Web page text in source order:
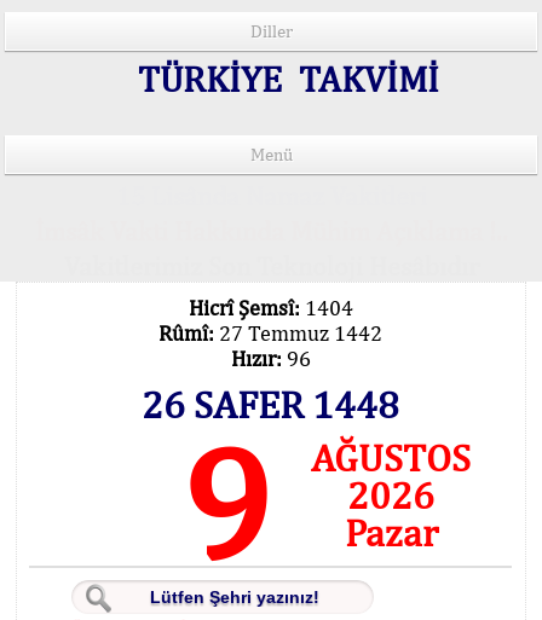
Diller
TÜRKİYE TAKVİMİ
Menü
Hicrî Şemsî: 1404
Rûmî: 27 Temmuz 1442
Hızır: 96
26 SAFER 1448
9
AĞUSTOS
2026
Pazar